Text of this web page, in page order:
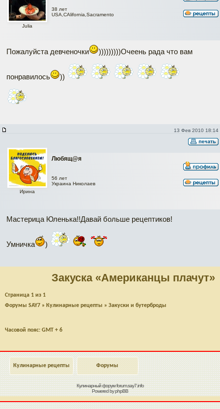
Julia
38 лет
USA,CAlifornia,Sacramento
Пожалуйста девченочки )))))))))Очеень рада что вам
понравилось ))
13 Фев 2010 18:14
Любящ@я
Ирина
56 лет
Украина Николаев
Мастерица Юленька!!Давай больше рецептиков!
Умничка )
Закуска «Американцы плачут»
Страница 1 из 1
Форумы SAY7 » Кулинарные рецепты » Закуски и бутерброды
Часовой пояс: GMT + 6
Кулинарные рецепты Форумы
Кулинарный форумforum.say7.info
Powered byphpBB